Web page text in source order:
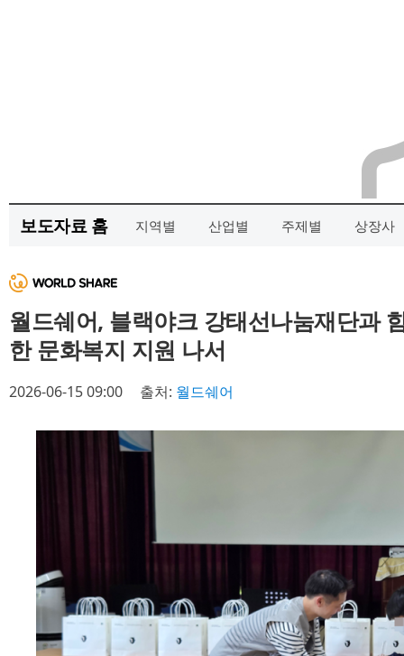
보도자료 홈 지역별 산업별 주제별 상장사
월드쉐어, 블랙야크 강태선나눔재단과
한 문화복지 지원 나서
2026-06-15 09:00 출처: 월드쉐어